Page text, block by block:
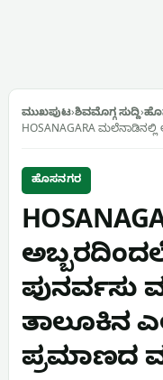
ಮುಖಪುಟ›ಶಿವಮೊಗ್ಗ ಸುದ್ದಿ›
HOSANAGARA
ಹೊಸನಗರ
ಪುನರ್ವಸು
ತಾಲೂಕಿನ
ಪ್ರಮಾಣದ